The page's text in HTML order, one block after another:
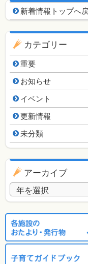
新着情報用ナ
新着情報トップへ
カテゴリー
重要
お知らせ
イベント
更新情報
未分類
アーカイブ
アーカイブ